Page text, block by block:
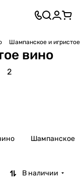
Шампанское и
вино
2
Шампанское
В наличии